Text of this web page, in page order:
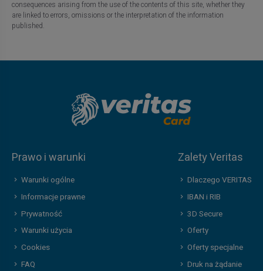
consequences arising from the use of the contents of this site, whether they
are linked to errors, omissions or the interpretation of the information
published.
Prawo i warunki
Warunki ogólne
Informacje prawne
Prywatność
Warunki użycia
Cookies
FAQ
Zalety Veritas
Dlaczego VERITAS
IBAN i RIB
3D Secure
Oferty
Oferty specjalne
Druk na żądanie